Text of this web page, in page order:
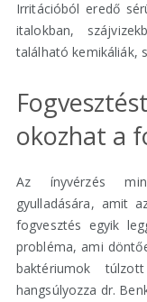
Irritációból eredő
italokban,
található kemikáliák,
okozhat a
Az ínyvérzés
gyulladására, amit
fogvesztés egyik
probléma, ami
baktériumok
hangsúlyozza dr.